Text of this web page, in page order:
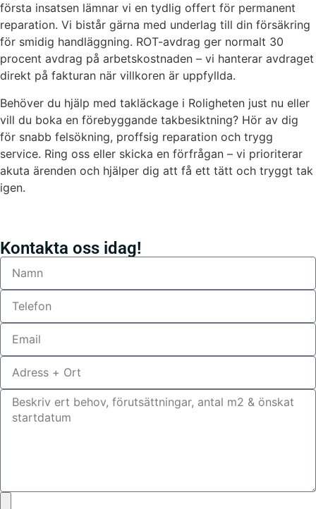
första insatsen lämnar vi en tydlig offert för permanent
reparation. Vi bistår gärna med underlag till din försäkring
för smidig handläggning. ROT-avdrag ger normalt 30
procent avdrag på arbetskostnaden – vi hanterar avdraget
direkt på fakturan när villkoren är uppfyllda.
Behöver du hjälp med takläckage i Roligheten just nu eller
vill du boka en förebyggande takbesiktning? Hör av dig
för snabb felsökning, proffsig reparation och trygg
service. Ring oss eller skicka en förfrågan – vi prioriterar
akuta ärenden och hjälper dig att få ett tätt och tryggt tak
igen.
Kontakta oss idag!